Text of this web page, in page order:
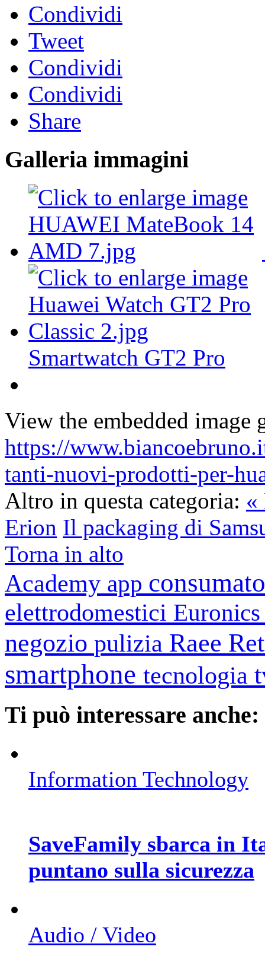
Condividi
Tweet
Condividi
Condividi
Share
Galleria immagini
Smartwatch GT2 Pro
View the embedded image
https://
tanti-nuovi-prodotti-per-
Altro in questa categoria: «
Erion Il packaging di
Torna in alto
Academy app
elettrodomestici
negozio pulizia Raee
smartphone tecnologia
Ti può interessare anche:
Information Technology
SaveFamily sbarca in
puntano sulla sicurezza
Audio / Video